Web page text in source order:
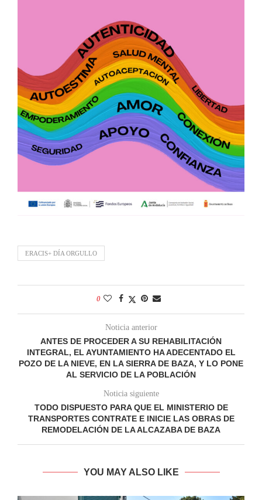
ERACIS+ DÍA ORGULLO
0
Noticia anterior
ANTES DE PROCEDER A SU REHABILITACIÓN
INTEGRAL, EL AYUNTAMIENTO HA ADECENTADO EL
POZO DE LA NIEVE, EN LA SIERRA DE BAZA, Y LO PONE
AL SERVICIO DE LA POBLACIÓN
Noticia siguiente
TODO DISPUESTO PARA QUE EL MINISTERIO DE
TRANSPORTES CONTRATE E INICIE LAS OBRAS DE
REMODELACIÓN DE LA ALCAZABA DE BAZA
YOU MAY ALSO LIKE